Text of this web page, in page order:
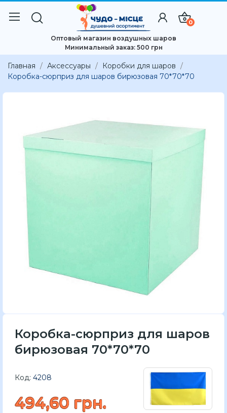
0
Оптовый магазин воздушных шаров
Минимальный заказ: 500 грн
Главная Аксессуары
Коробки для шаров
Коробка-сюрприз для шаров бирюзовая 70*70*70
Коробка-сюрприз для шаров
бирюзовая 70*70*70
Код: 4208
494,60 грн.